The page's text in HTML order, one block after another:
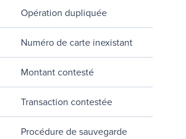
Opération dupliquée
Numéro de carte inexistant
Montant contesté
Transaction contestée
Procédure de sauvegarde